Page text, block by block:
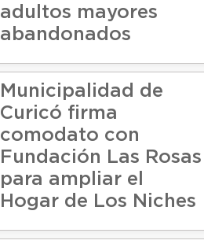
adultos mayores
abandonados
Municipalidad de
Curicó firma
comodato con
Fundación Las Rosas
para ampliar el
Hogar de Los Niches